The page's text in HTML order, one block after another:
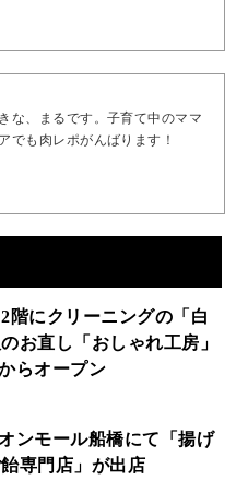
な、まるです。子育て中のママ
でも肉レポがんばります！
階にクリーニングの「白
お直し「おしゃれ工房」
らオープン
ンモール船橋にて「揚げ
専門店」が出店